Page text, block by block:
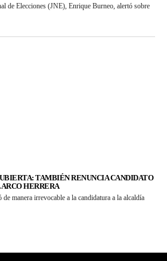
de Elecciones (JNE), Enrique Burneo, alertó sobre
TAMBIÉN RENUNCIA CANDIDATO
HERRERA
manera irrevocable a la candidatura a la alcaldía